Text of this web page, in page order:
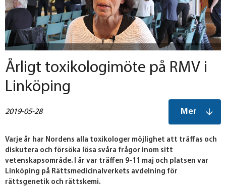
Årligt toxikologimöte på RMV i
Linköping
Mer
2019-05-28
Varje år har Nordens alla toxikologer möjlighet att träffas och
diskutera och försöka lösa svåra frågor inom sitt
vetenskapsområde. I år var träffen 9-11 maj och platsen var
Linköping på Rättsmedicinalverkets avdelning för
rättsgenetik och rättskemi.